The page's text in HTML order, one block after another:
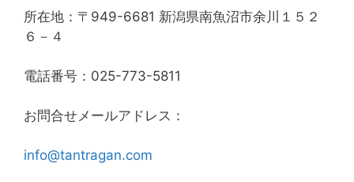
所在地：〒949-6681 新潟県南魚沼市余川１５２
６－４
電話番号：025-773-5811
お問合せメールアドレス：
info@tantragan.com